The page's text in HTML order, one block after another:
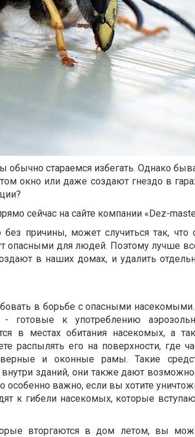
стараемся избегать. Однако
окно или даже создают гнездо в
сейчас на сайте компании «Dez-
причины, может случиться так, что
опасными для людей. Поэтому лучше
в наших домах, и удалить
в борьбе с опасными
готовые к употреблению
в местах обитания насекомых, а
распылять его на поверхности, где
и оконные рамы. Такие
зданий, они также дают
особенно важно, если вы хотите
к гибели насекомых, которые
вторгаются в дом летом, вы